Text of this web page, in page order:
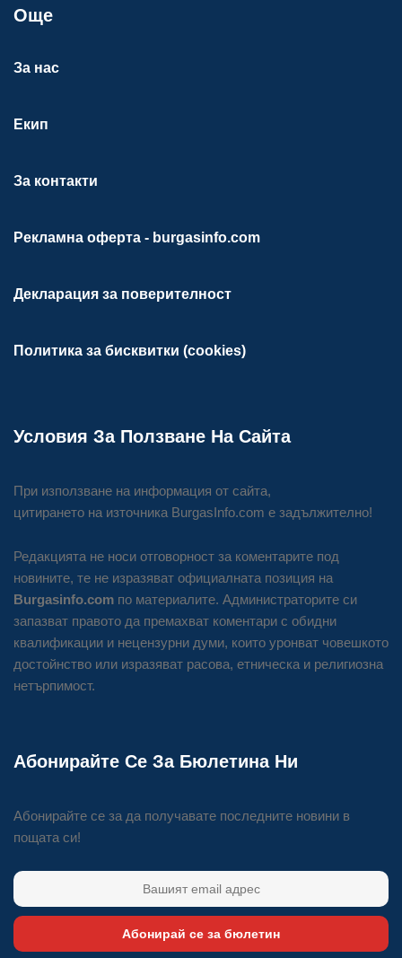
Още
За нас
Екип
За контакти
Рекламна оферта - burgasinfo.com
Декларация за поверителност
Политика за бисквитки (cookies)
Условия За Ползване На Сайта
При използване на информация от сайта,
цитирането на източника BurgasInfo.com е задължително!
Редакцията не носи отговорност за коментарите под
новините, те не изразяват официалната позиция на
Burgasinfo.com по материалите. Администраторите си
запазват правото да премахват коментари с обидни
квалификации и нецензурни думи, които уронват човешкото
достойнство или изразяват расова, етническа и религиозна
нетърпимост.
Абонирайте Се За Бюлетина Ни
Абонирайте се за да получавате последните новини в
пощата си!
Абонирай се за бюлетин